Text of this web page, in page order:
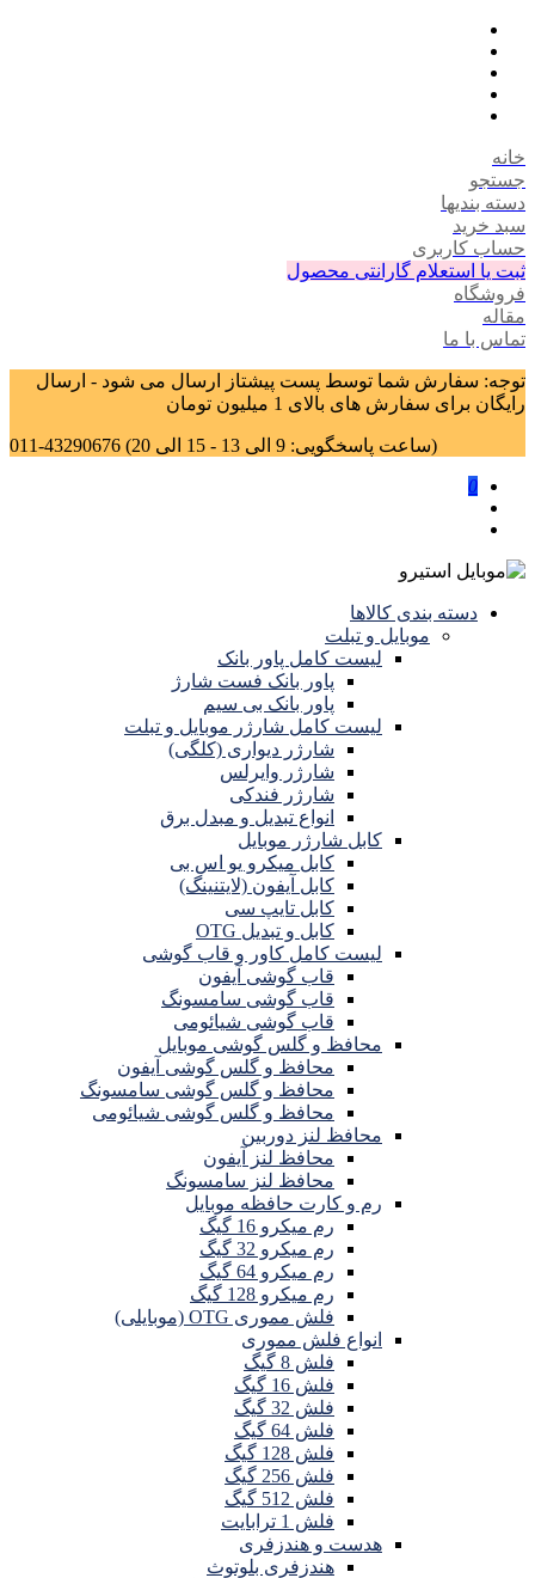
خانه
جستجو
دسته بندیها
سبد خرید
حساب کاربری
ثبت یا استعلام گارانتی محصول
فروشگاه
مقاله
تماس با ما
توجه: سفارش شما توسط پست پیشتاز ارسال می شود - ارسال
رایگان برای سفارش های بالای 1 میلیون تومان
011-43290676 (ساعت پاسخگویی: 9 الی 13 - 15 الی 20)
0
دسته بندی کالاها
موبایل و تبلت
لیست کامل پاور بانک
پاور بانک فست شارژ
پاور بانک بی سیم
لیست کامل شارژر موبایل و تبلت
شارژر دیواری (کلگی)
شارژر وایرلس
شارژر فندکی
انواع تبدیل و مبدل برق
کابل شارژر موبایل
کابل میکرو یو اس بی
کابل آیفون (لایتنینگ)
کابل تایپ سی
کابل و تبدیل OTG
لیست کامل کاور و قاب گوشی
قاب گوشی آیفون
قاب گوشی سامسونگ
قاب گوشی شیائومی
محافظ و گلس گوشی موبایل
محافظ و گلس گوشی آیفون
محافظ و گلس گوشی سامسونگ
محافظ و گلس گوشی شیائومی
محافظ لنز دوربین
محافظ لنز آیفون
محافظ لنز سامسونگ
رم و کارت حافظه موبایل
رم میکرو 16 گیگ
رم میکرو 32 گیگ
رم میکرو 64 گیگ
رم میکرو 128 گیگ
فلش مموری OTG (موبایلی)
انواع فلش مموری
فلش 8 گیگ
فلش 16 گیگ
فلش 32 گیگ
فلش 64 گیگ
فلش 128 گیگ
فلش 256 گیگ
فلش 512 گیگ
فلش 1 ترابایت
هدست و هندزفری
هندزفری بلوتوث